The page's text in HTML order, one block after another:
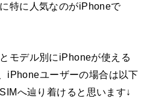
特に人気なのがiPhoneで
モデル別にiPhoneが使える
iPhoneユーザーの場合は以下
へ辿り着けると思います↓